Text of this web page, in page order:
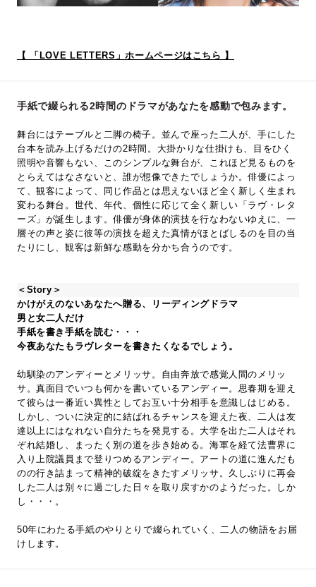
【 「LOVE LETTERS」ホームページはこちら 】
手紙で綴られる2時間のドラマがあなたを感動で包みます。
舞台にはテーブルと二脚の椅子。並んで座った二人が、手にした
台本を読み上げるだけの2時間。大掛かりな仕掛けも、目をひく
照明や音響もない、このシンプルな舞台が、これほど見るものを
とらえてはなさないと、誰が想像できたでしょうか。俳優によっ
て、観客によって、同じ作品とは思えないほど全く新しく生まれ
変わる舞台。世代、年代、個性に応じて全く新しい「ラヴ・レタ
ーズ」が誕生します。俳優が身体的演技を行なわないゆえに、一
層その声と姿に彼等の演技を超えた真情がほとばしるのを目の当
たりにし、観客は新鮮な感動を分かち合うのです。
＜Story＞
かけがえのないあなたへ贈る、リーディングドラマ
男と女二人だけ
手紙を書き手紙を読む・・・
今夜あなたもラヴレターを書きたくなるでしょう。
幼馴染のアンディーとメリッサ。自由奔放で感覚人間のメリッ
サ。真面目でいつも何かを書いているアンディー。思春期を迎え
て彼らは一番近い異性としてお互い十分相手を意識しはじめる。
しかし、ついに決定的に結ばれるチャンスを迎えた夜、二人は友
達以上にはなれない自分たちを発見する。大学を出た二人はそれ
ぞれ結婚し、まったく別の道を歩き始める。海軍を経て法曹界に
入り上院議員まで登りつめるアンディー。アートの道に進んだも
のの行き詰まって精神的破綻をきたすメリッサ。久しぶりに再会
した二人は別々に過ごした日々を取り戻すかのようだった。しか
し・・・。
50年にわたる手紙のやりとりで綴られていく、二人の物語をお届
けします。